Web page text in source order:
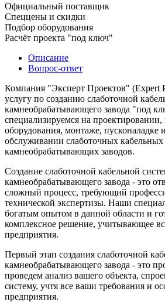
Официальный поставщик
Спеццены и скидки
Подбор оборудования
Расчёт проекта "под ключ"
Описание
Вопрос-ответ
Компания "Эксперт Проектов" (Expert
услугу по созданию слаботочной
камнеобрабатывающего завода "под
специализируемся на проектировании,
оборудования, монтаже, пусконаладке
обслуживании слаботочных кабельных
камнеобрабатывающих заводов.
Создание слаботочной кабельной
камнеобрабатывающего завода - это
сложный процесс, требующий
технической экспертизы. Наши
богатым опытом в данной области и
комплексное решение, учитывающее
предприятия.
Первый этап создания слаботочной
камнеобрабатывающего завода - это
проведем анализ вашего объекта,
систему, учтя все ваши требования и
предприятия.